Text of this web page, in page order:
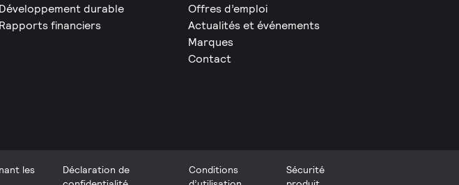
Développement durable
Rapports financiers
Offres d’emploi
Actualités et événements
Marques
Contact
les
Déclaration de
Conditions
Sécurité